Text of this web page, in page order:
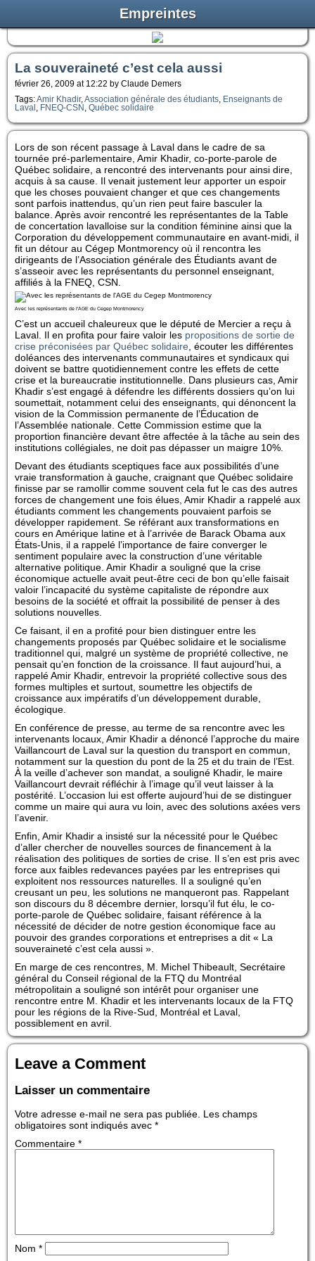
Empreintes
La souveraineté c’est cela aussi
février 26, 2009 at 12:22 by Claude Demers
Tags:Amir Khadir, Association générale des étudiants
Enseignants de
Laval
FNEQ-CSN Québec solidaire
Lors de son récent passage à Laval dans le cadre de sa
tournée pré-parlementaire, Amir Khadir, co-porte-parole de
Québec solidaire, a rencontré des intervenants pour ainsi dire,
acquis à sa cause. Il venait justement leur apporter un espoir
que les choses pouvaient changer et que ces changements
sont parfois inattendus, qu’un rien peut faire basculer la
balance. Après avoir rencontré les représentantes de la Table
de concertation lavalloise sur la condition féminine ainsi que la
Corporation du développement communautaire en avant-midi, il
fit un détour au Cégep Montmorency où il rencontra les
dirigeants de l’Association générale des Étudiants avant de
s’asseoir avec les représentants du personnel enseignant,
affiliés à la FNEQ, CSN.
Avec les représentants de l'AGE du Cegep Montmorency
C’est un accueil chaleureux que le député de Mercier a reçu à
Laval. Il en profita pour faire valoir les propositions de sortie de
crise préconisées par Québec solidaire , écouter les différentes
doléances des intervenants communautaires et syndicaux qui
doivent se battre quotidiennement contre les effets de cette
crise et la bureaucratie institutionnelle. Dans plusieurs cas, Amir
Khadir s’est engagé à défendre les différents dossiers qu’on lui
soumettait, notamment celui des enseignants, qui dénoncent la
vision de la Commission permanente de l’Éducation de
l’Assemblée nationale. Cette Commission estime que la
proportion financière devant être affectée à la tâche au sein des
institutions collégiales, ne doit pas dépasser un maigre 10%.
Devant des étudiants sceptiques face aux possibilités d’une
vraie transformation à gauche, craignant que Québec solidaire
finisse par se ramollir comme souvent cela fut le cas des autres
forces de changement une fois élues, Amir Khadir a rappelé aux
étudiants comment les changements pouvaient parfois se
développer rapidement. Se référant aux transformations en
cours en Amérique latine et à l’arrivée de Barack Obama aux
États-Unis, il a rappelé l’importance de faire converger le
sentiment populaire avec la construction d’une véritable
alternative politique. Amir Khadir a souligné que la crise
économique actuelle avait peut-être ceci de bon qu’elle faisait
valoir l’incapacité du système capitaliste de répondre aux
besoins de la société et offrait la possibilité de penser à des
solutions nouvelles.
Ce faisant, il en a profité pour bien distinguer entre les
changements proposés par Québec solidaire et le socialisme
traditionnel qui, malgré un système de propriété collective, ne
pensait qu’en fonction de la croissance. Il faut aujourd’hui, a
rappelé Amir Khadir, entrevoir la propriété collective sous des
formes multiples et surtout, soumettre les objectifs de
croissance aux impératifs d’un développement durable,
écologique.
En conférence de presse, au terme de sa rencontre avec les
intervenants locaux, Amir Khadir a dénoncé l’approche du maire
Vaillancourt de Laval sur la question du transport en commun,
notamment sur la question du pont de la 25 et du train de l’Est.
À la veille d’achever son mandat, a souligné Khadir, le maire
Vaillancourt devrait réfléchir à l’image qu’il veut laisser à la
postérité. L’occasion lui est offerte aujourd’hui de se distinguer
comme un maire qui aura vu loin, avec des solutions axées vers
l’avenir.
Enfin, Amir Khadir a insisté sur la nécessité pour le Québec
d’aller chercher de nouvelles sources de financement à la
réalisation des politiques de sorties de crise. Il s’en est pris avec
force aux faibles redevances payées par les entreprises qui
exploitent nos ressources naturelles. Il a souligné qu’en
creusant un peu, les solutions ne manqueront pas. Rappelant
son discours du 8 décembre dernier, lorsqu’il fut élu, le co-
porte-parole de Québec solidaire, faisant référence à la
nécessité de décider de notre gestion économique face au
pouvoir des grandes corporations et entreprises a dit « La
souveraineté c’est cela aussi ».
En marge de ces rencontres, M. Michel Thibeault, Secrétaire
général du Conseil régional de la FTQ du Montréal
métropolitain a souligné son intérêt pour organiser une
rencontre entre M. Khadir et les intervenants locaux de la FTQ
pour les régions de la Rive-Sud, Montréal et Laval,
possiblement en avril.
Leave a Comment
Laisser un commentaire
Votre adresse e-mail ne sera pas publiée. Les champs
obligatoires sont indiqués avec *
Commentaire *
Nom *